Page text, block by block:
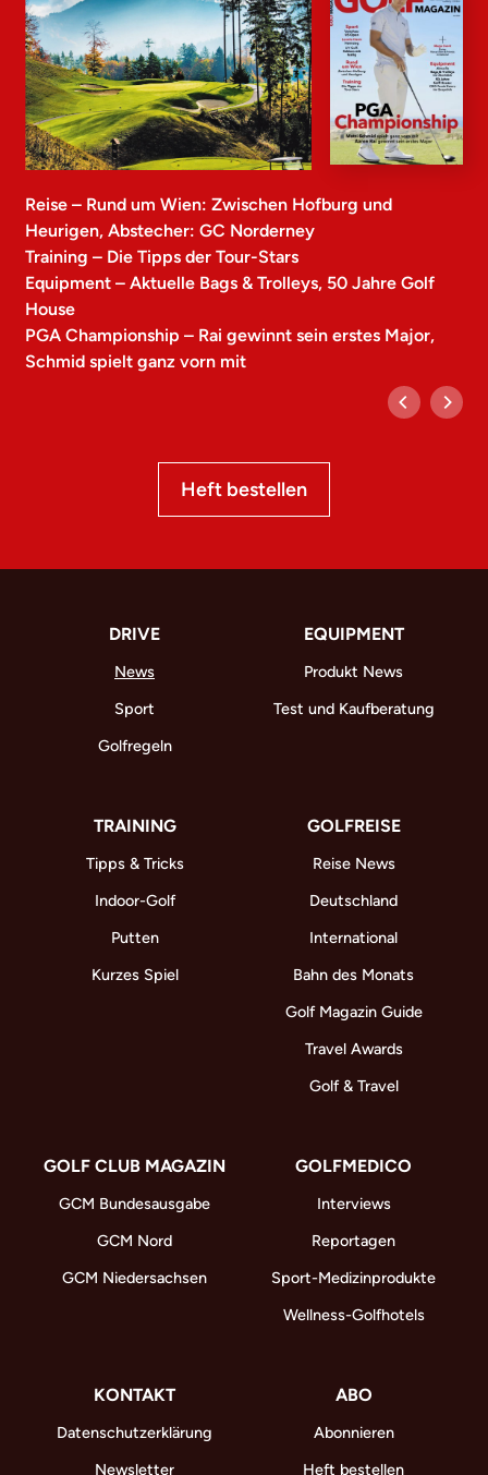
Reise – Rund um Wien: Zwischen Hofburg und
Heurigen, Abstecher: GC Norderney
Training – Die Tipps der Tour-Stars
Equipment – Aktuelle Bags & Trolleys, 50 Jahre Golf
House
PGA Championship – Rai gewinnt sein erstes Major,
Schmid spielt ganz vorn mit
Heft bestellen
DRIVE
News
Sport
Golfregeln
EQUIPMENT
Produkt News
Test und Kaufberatung
TRAINING
Tipps & Tricks
Indoor-Golf
Putten
Kurzes Spiel
GOLFREISE
Reise News
Deutschland
International
Bahn des Monats
Golf Magazin Guide
Travel Awards
Golf & Travel
GOLF CLUB MAGAZIN
GCM Bundesausgabe
GCM Nord
GCM Niedersachsen
GOLFMEDICO
Interviews
Reportagen
Sport-Medizinprodukte
Wellness-Golfhotels
KONTAKT
Datenschutzerklärung
Newsletter
ABO
Abonnieren
Heft bestellen